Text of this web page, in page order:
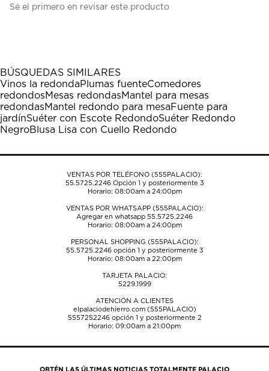
para
1
estrella
Esta
acción
abrirá
el
formulario
envío.
para
estrellas.
Esta
acción
abrirá
el
formulario
envío.
para
estrellas.
Esta
acción
abrirá
el
formulario
envío.
para
estrellas.
Esta
acción
abrirá
el
formulario
envío.
para
estrellas.
Esta
acción
abrirá
el
formulario
envío.
Sé el primero en revisar este producto
BÚSQUEDAS SIMILARES
Vinos la redondaPlumas fuenteComedores
redondosMesas redondasMantel para mesas
redondasMantel redondo para mesaFuente para
jardínSuéter con Escote RedondoSuéter Redondo
NegroBlusa Lisa con Cuello Redondo
VENTAS POR TELÉFONO (555PALACIO):
55.5725.2246Opción 1 y posteriormente 3
Horario: 08:00am a 24:00pm
VENTAS POR WHATSAPP (555PALACIO):
Agregar en whatsapp 55.5725.2246
Horario: 08:00am a 24:00pm
PERSONAL SHOPPING (555PALACIO):
55.5725.2246opción 1 y posteriormente 3
Horario: 08:00am a 22:00pm
TARJETA PALACIO:
5229.1999
ATENCIÓN A CLIENTES
elpalaciodehierro.com (555PALACIO)
5557252246opción 1 y posteriormente 2
Horario: 09:00am a 21:00pm
OBTÉN LAS ÚLTIMAS NOTICIAS TOTALMENTE PALACIO